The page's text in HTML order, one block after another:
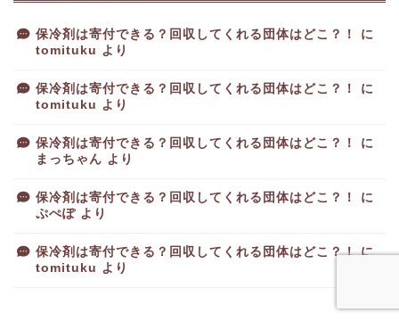
保冷剤は寄付できる？回収してくれる団体はどこ？！
に
tomituku より
保冷剤は寄付できる？回収してくれる団体はどこ？！
に
tomituku より
保冷剤は寄付できる？回収してくれる団体はどこ？！
に
まっちゃん より
保冷剤は寄付できる？回収してくれる団体はどこ？！
に
ぷぺぽ より
保冷剤は寄付できる？回収してくれる団体はどこ？！に
tomituku より